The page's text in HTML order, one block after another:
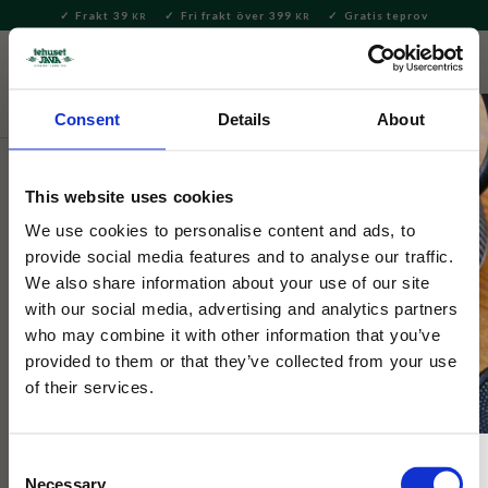
Consent Details About
This website uses cookies
We use cookies to personalise content and ads, to
provide social media features and to analyse our traffic.
We also share information about your use of our site
with our social media, advertising and analytics partners
who may combine it with other information that you’ve
provided to them or that they’ve collected from your use
of their services.
Necessary
Meny
Frakt 39 KR Fri frakt över 399 KR Gratis teprov
Hem & Inredningsdetaljer
Selected by Tehuset Java
Afternoon Tea Pussel 500 bitar
500-bitars pussel med en charmig illustration av bästsäljande
Victoria Ball: ett gatucafé fyllt av blomster, katter och fåglar.